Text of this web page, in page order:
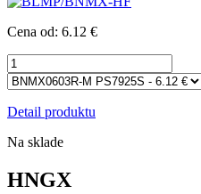
Cena od: 6.12 €
Detail produktu
Na sklade
HNGX